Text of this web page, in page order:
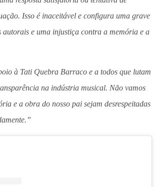
Isso é inaceitável e configura uma grave
autorais e uma injustiça contra a memória e a
à Tati Quebra Barraco e a todos que lutam
na indústria musical. Não vamos
e a obra do nosso pai sejam desrespeitadas